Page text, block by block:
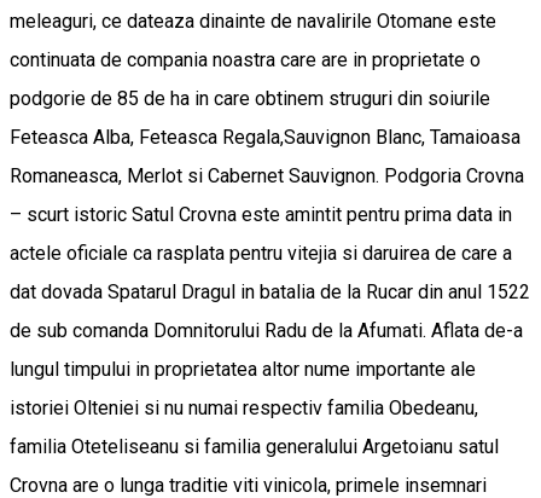
meleaguri, ce dateaza dinainte de navalirile Otomane este
continuata de compania noastra care are in proprietate o
podgorie de 85 de ha in care obtinem struguri din soiurile
Feteasca Alba, Feteasca Regala,Sauvignon Blanc, Tamaioasa
Romaneasca, Merlot si Cabernet Sauvignon. Podgoria Crovna
– scurt istoric Satul Crovna este amintit pentru prima data in
actele oficiale ca rasplata pentru vitejia si daruirea de care a
dat dovada Spatarul Dragul in batalia de la Rucar din anul 1522
de sub comanda Domnitorului Radu de la Afumati. Aflata de-a
lungul timpului in proprietatea altor nume importante ale
istoriei Olteniei si nu numai respectiv familia Obedeanu,
familia Oteteliseanu si familia generalului Argetoianu satul
Crovna are o lunga traditie viti vinicola, primele insemnari